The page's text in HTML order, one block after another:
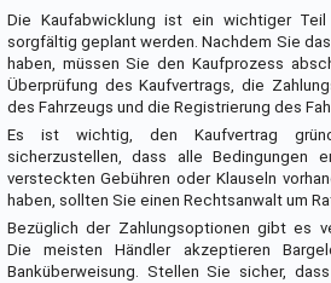
Die Kaufabwicklung ist ein wichtiger
sorgfältig geplant werden. Nachdem Sie
haben, müssen Sie den Kaufprozess
Überprüfung des Kaufvertrags, die
des Fahrzeugs und die Registrierung des
Es ist wichtig, den Kaufvertrag
sicherzustellen, dass alle Bedingungen
versteckten Gebühren oder Klauseln
haben, sollten Sie einen Rechtsanwalt um
Bezüglich der Zahlungsoptionen gibt es
Die meisten Händler akzeptieren
Banküberweisung. Stellen Sie sicher,